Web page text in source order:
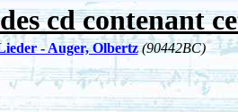
cd contenant
- Auger, Olbertz (90442BC)